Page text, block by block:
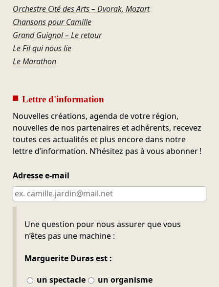
Orchestre Cité des Arts – Dvorak, Mozart
Chansons pour Camille
Grand Guignol – Le retour
Le Fil qui nous lie
Le Marathon
Lettre d'information
Nouvelles créations, agenda de votre région,
nouvelles de nos partenaires et adhérents, recevez
toutes ces actualités et plus encore dans notre
lettre d’information. N’hésitez pas à vous abonner !
Adresse e-mail
Une question pour nous assurer que vous
n’êtes pas une machine :
Marguerite Duras est :
un spectacle
un organisme
Ne pas remplir